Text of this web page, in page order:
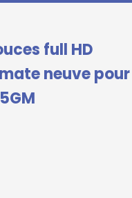
full HD
neuve pour